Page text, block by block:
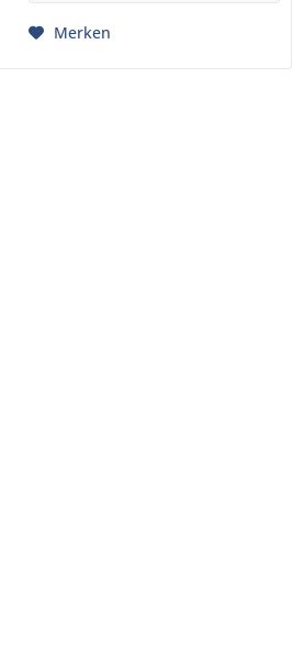
Merken